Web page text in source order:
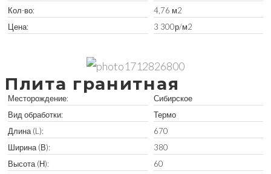
Кол-во:
Цена:
4,76 м2
3 300р/м2
Плита гранитная
Месторождение:
Вид обработки:
Длина (L):
Ширина (В):
Высота (Н):
Сибирское
Термо
670
380
60